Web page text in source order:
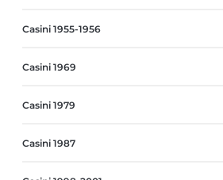
Casini 1955-1956
Casini 1969
Casini 1979
Casini 1987